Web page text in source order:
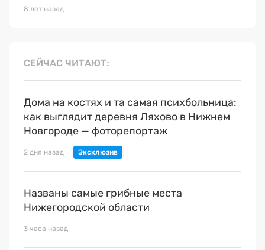
8 лет назад
СЕЙЧАС ЧИТАЮТ
Дома на костях и та самая психбольница:
как выглядит деревня Ляхово в Нижнем
Новгороде — фоторепортаж
2 дня назад
Названы самые грибные места
Нижегородской области
3 часа назад